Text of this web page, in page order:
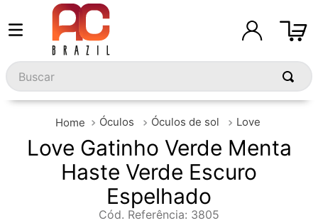
Buscar
Óculos Óculos de sol Love
Love Gatinho Verde Menta
Haste Verde Escuro
Espelhado
Cód. Referência: 3805